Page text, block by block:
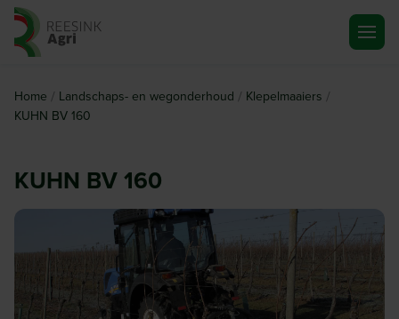
Home / Landschaps- en wegonderhoud / Klepelmaaiers /
KUHN BV 160
KUHN BV 160